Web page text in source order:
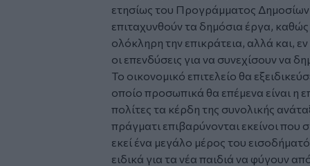
ετησίως του Προγράμματος
επιταχυνθούν τα δημόσια έργα,
ολόκληρη την επικράτεια, αλλά και,
οι επενδύσεις για να συνεχίσουν να
Το οικονομικό επιτελείο θα
οποίο προσωπικά θα επέμενα είναι η
πολίτες τα κέρδη της συνολικής
πράγματι επιβαρύνονται εκείνοι που
εκεί ένα μεγάλο μέρος του
ειδικά για τα νέα παιδιά να φύγουν